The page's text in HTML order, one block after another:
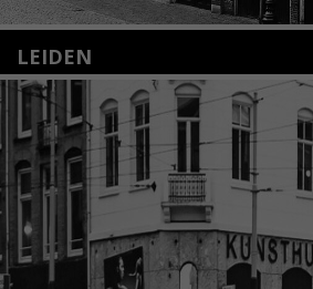
LEIDEN
Nieuwstraat 35
2312 KA Leiden
+31(0)71 – 52 84 480
info@kunsthuisleiden.nl
Lees meer